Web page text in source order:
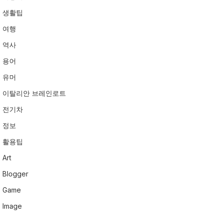
생활팁
여행
역사
용어
유머
이탈리안 브레인로트
전기차
정보
활용팁
Art
Blogger
Game
Image